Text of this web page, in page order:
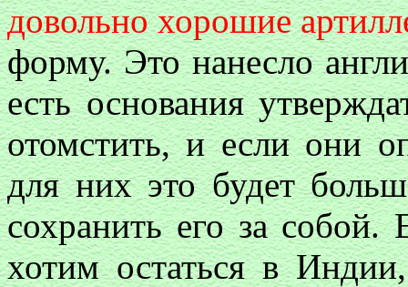
довольно хорошие
форму. Это нанесло
есть основания
отомстить, и если они
для них это будет
сохранить его за
хотим остаться в